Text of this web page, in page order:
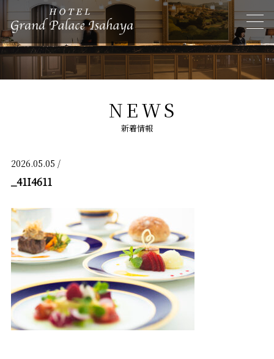
NEWS
新着情報
2026.05.05 /
_41I4611